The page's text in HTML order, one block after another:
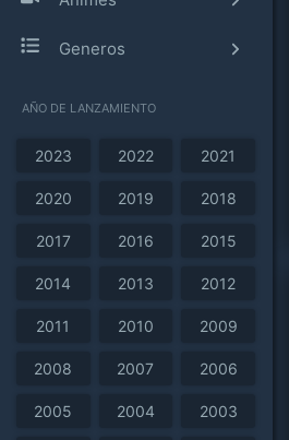
Generos
AÑO DE LANZAMIENTO
2023 2022 2021
2020 2019 2018
2017 2016 2015
2014 2013 2012
2011 2010 2009
2008 2007 2006
2005 2004 2003